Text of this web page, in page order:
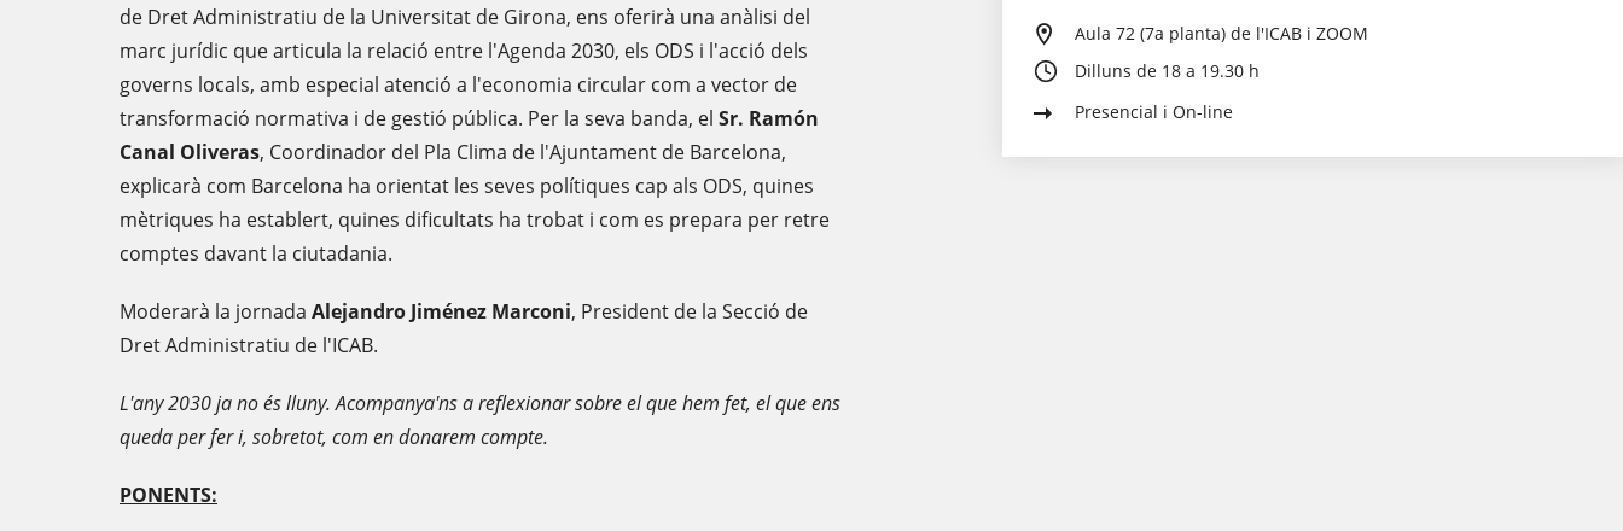
de Dret Administratiu de la Universitat de Girona, ens oferirà una anàlisi del
marc jurídic que articula la relació entre l'Agenda 2030, els ODS i l'acció dels
governs locals, amb especial atenció a l'economia circular com a vector de
transformació normativa i de gestió pública. Per la seva banda, el Sr. Ramón
Canal Oliveras, Coordinador del Pla Clima de l'Ajuntament de Barcelona,
explicarà com Barcelona ha orientat les seves polítiques cap als ODS, quines
mètriques ha establert, quines dificultats ha trobat i com es prepara per retre
comptes davant la ciutadania.
Moderarà la jornada Alejandro Jiménez Marconi, President de la Secció de
Dret Administratiu de l'ICAB.
L'any 2030 ja no és lluny. Acompanya'ns a reflexionar sobre el que hem fet, el que ens
queda per fer i, sobretot, com en donarem compte.
PONENTS:
Aula 72 (7a planta) de l'ICAB i ZOOM
Dilluns de 18 a 19.30 h
Presencial i On-line